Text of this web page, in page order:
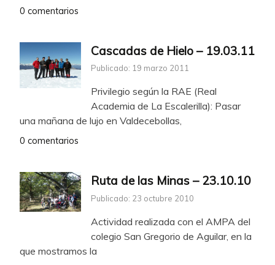
0 comentarios
Cascadas de Hielo – 19.03.11
Publicado: 19 marzo 2011
Privilegio según la RAE (Real
Academia de La Escalerilla): Pasar
una mañana de lujo en Valdecebollas,
0 comentarios
Ruta de las Minas – 23.10.10
Publicado: 23 octubre 2010
Actividad realizada con el AMPA del
colegio San Gregorio de Aguilar, en la
que mostramos la